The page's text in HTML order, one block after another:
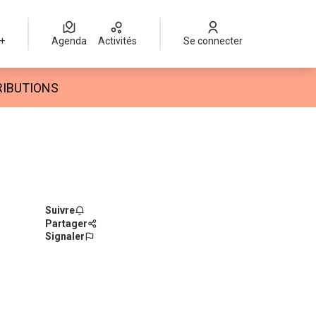
Agenda Activités Se connecter
Suivre
Partager
Signaler